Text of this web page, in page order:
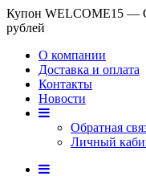
Купон WELCOME15 —
рублей
О компании
Доставка и оплата
Контакты
Новости
Обратная
Личный